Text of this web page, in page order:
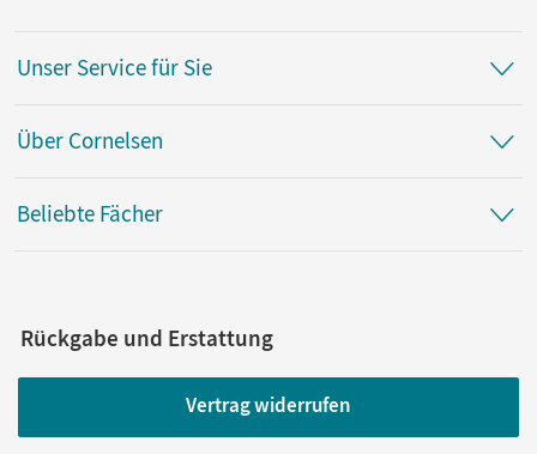
Unser Service für Sie
Über Cornelsen
Beliebte Fächer
Rückgabe und Erstattung
Vertrag widerrufen